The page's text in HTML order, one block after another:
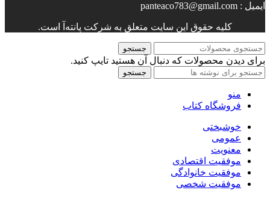
ایمیل : panteaco783@gmail.com
کلیه حقوق این سایت متعلق به شرکت پانته‌آ است.
جستجو
برای دیدن محصولات که دنبال آن هستید تایپ کنید.
جستجو
منو
فروشگاه کتاب
خوشبختی
عمومی
معنویت
موفقیت اقتصادی
موفقیت خانوادگی
موفقیت شخصی